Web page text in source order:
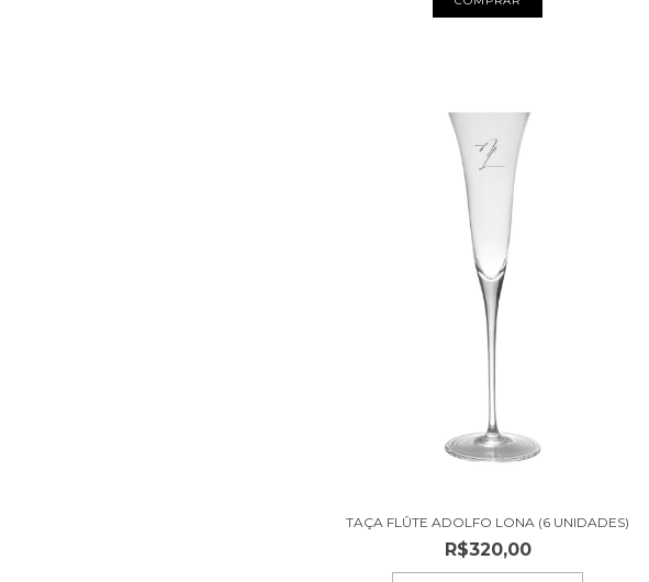
TAÇA FLÛTE ADOLFO LONA (6 UNIDADES)
R$320,00